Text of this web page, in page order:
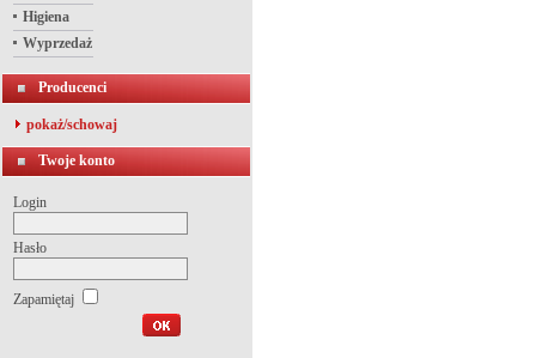
Higiena
Wyprzedaż
Producenci
pokaż/schowaj
Twoje konto
Login
Hasło
Zapamiętaj